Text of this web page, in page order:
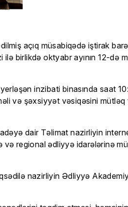
açıq müsabiqədə iştirak
birlikdə oktyabr ayının 12-də
inzibati binasında saat
və şəxsiyyət vəsiqəsini
dair Təlimat nazirliyin
regional ədliyyə idarələrinə
nazirliyin Ədliyyə